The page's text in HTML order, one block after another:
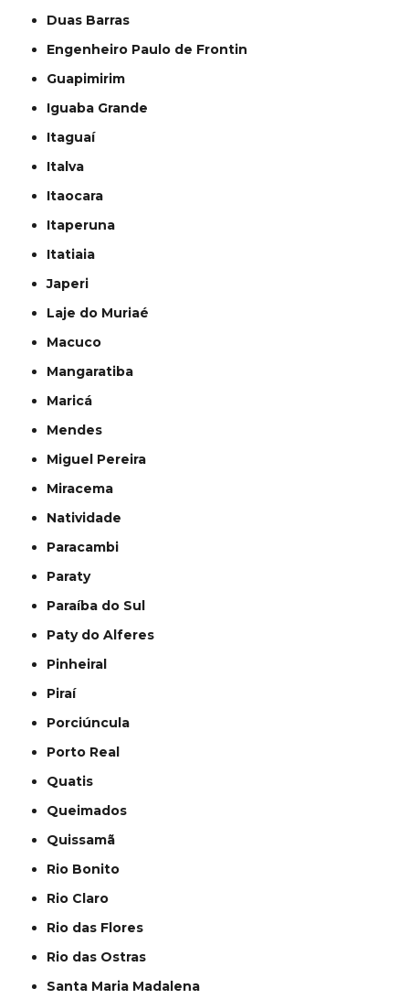
Duas Barras
Engenheiro Paulo de Frontin
Guapimirim
Iguaba Grande
Itaguaí
Italva
Itaocara
Itaperuna
Itatiaia
Japeri
Laje do Muriaé
Macuco
Mangaratiba
Maricá
Mendes
Miguel Pereira
Miracema
Natividade
Paracambi
Paraty
Paraíba do Sul
Paty do Alferes
Pinheiral
Piraí
Porciúncula
Porto Real
Quatis
Queimados
Quissamã
Rio Bonito
Rio Claro
Rio das Flores
Rio das Ostras
Santa Maria Madalena